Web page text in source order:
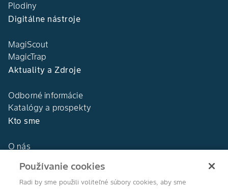
Plodiny
Digitálne nástroje
MagiScout
MagicTrap
Aktuality a Zdroje
Odborné informácie
Katalógy a prospekty
Kto sme
O nás
DEKALB®
Naše hodnoty
Používanie cookies
Radi by sme použili voliteľné súbory cookies, aby sme